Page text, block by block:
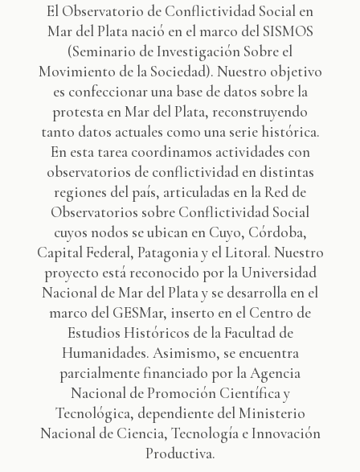
El Observatorio de Conflictividad Social en
Mar del Plata nació en el marco del SISMOS
(Seminario de Investigación Sobre el
Movimiento de la Sociedad). Nuestro objetivo
es confeccionar una base de datos sobre la
protesta en Mar del Plata, reconstruyendo
tanto datos actuales como una serie histórica.
En esta tarea coordinamos actividades con
observatorios de conflictividad en distintas
regiones del país, articuladas en la Red de
Observatorios sobre Conflictividad Social
cuyos nodos se ubican en Cuyo, Córdoba,
Capital Federal, Patagonia y el Litoral. Nuestro
proyecto está reconocido por la Universidad
Nacional de Mar del Plata y se desarrolla en el
marco del GESMar, inserto en el Centro de
Estudios Históricos de la Facultad de
Humanidades. Asimismo, se encuentra
parcialmente financiado por la Agencia
Nacional de Promoción Científica y
Tecnológica, dependiente del Ministerio
Nacional de Ciencia, Tecnología e Innovación
Productiva.